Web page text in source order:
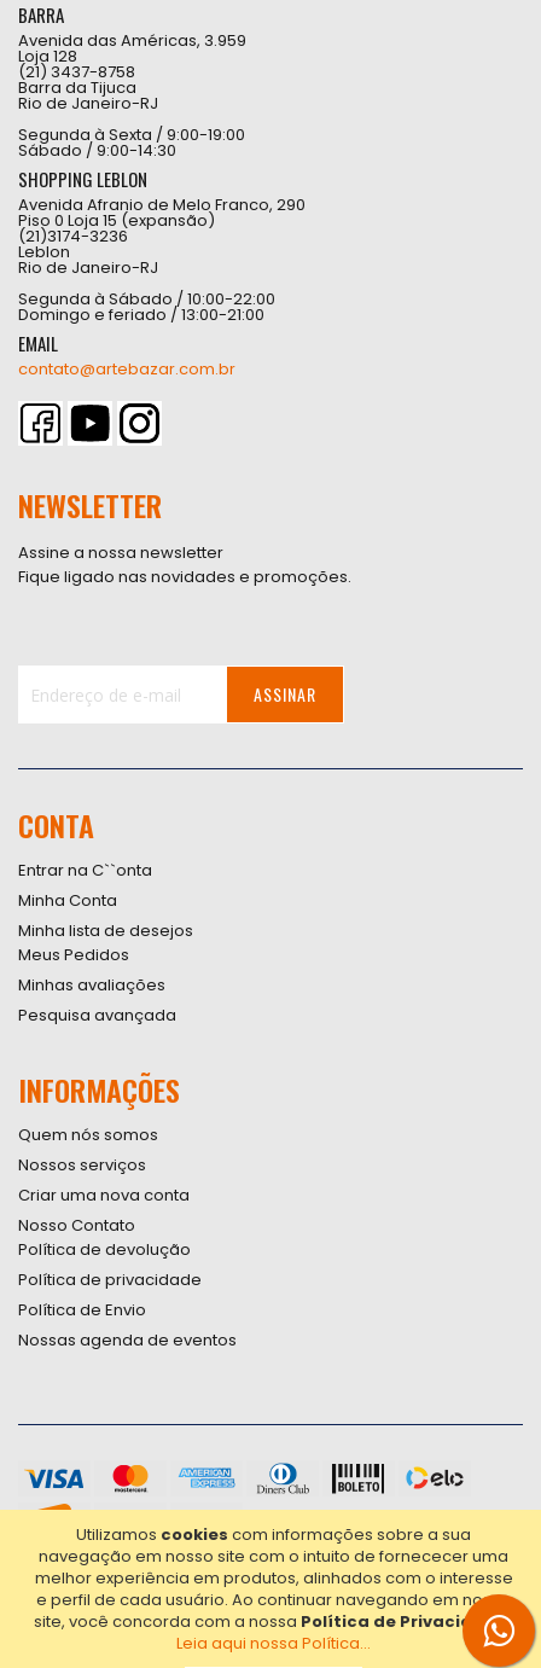
Utilizamos cookies com informações sobre a sua
navegação em nosso site com o intuito de fornececer uma
melhor experiência em produtos, alinhados com o interesse
e perfil de cada usuário. Ao continuar navegando em nosso
site, você concorda com a nossa Política de Privacidade.
Leia aqui nossa Política...
BARRA
Avenida das Américas, 3.959
Loja 128
(21) 3437-8758
Barra da Tijuca
Rio de Janeiro-RJ
Segunda à Sexta / 9:00-19:00
Sábado / 9:00-14:30
SHOPPING LEBLON
Avenida Afranio de Melo Franco, 290
Piso 0 Loja 15 (expansão)
(21)3174-3236
Leblon
Rio de Janeiro-RJ
Segunda à Sábado / 10:00-22:00
Domingo e feriado / 13:00-21:00
EMAIL
contato@artebazar.com.br
NEWSLETTER
Assine a nossa newsletter
Fique ligado nas novidades e promoções.
Newsletter:
ASSINAR
CONTA
Entrar na C``onta
Minha Conta
Minha lista de desejos
Meus Pedidos
Minhas avaliações
Pesquisa avançada
INFORMAÇÕES
Quem nós somos
Nossos serviços
Criar uma nova conta
Nosso Contato
Política de devolução
Política de privacidade
Política de Envio
Nossas agenda de eventos
2021© Copyright Poligrafica Bazar Ltda- CNPJ 42.500.090/0001-